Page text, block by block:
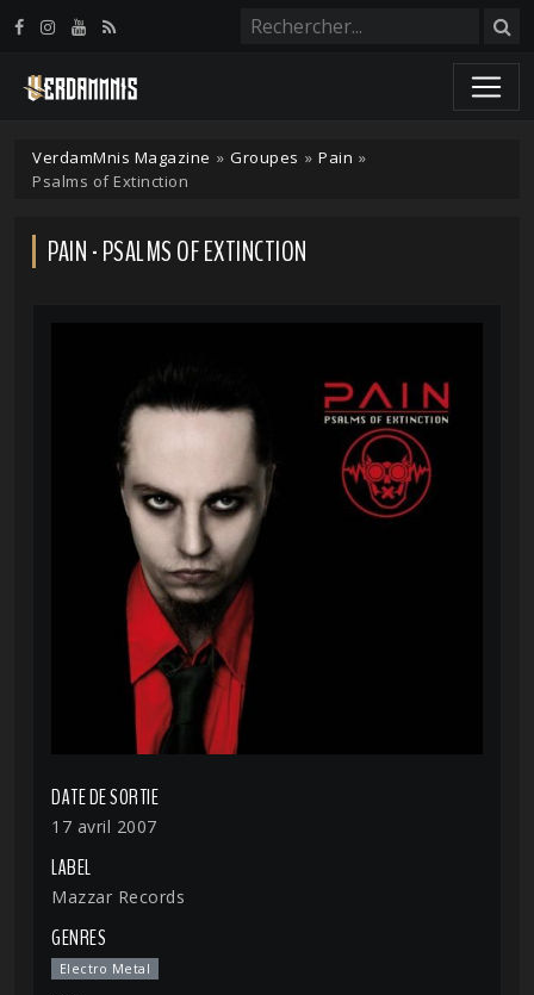
VerdamMnis Magazine » Groupes » Pain »
Psalms of Extinction
PAIN - PSALMS OF EXTINCTION
DATE DE SORTIE
17 avril 2007
LABEL
Mazzar Records
GENRES
Electro Metal
Panneau de gestion des cookies